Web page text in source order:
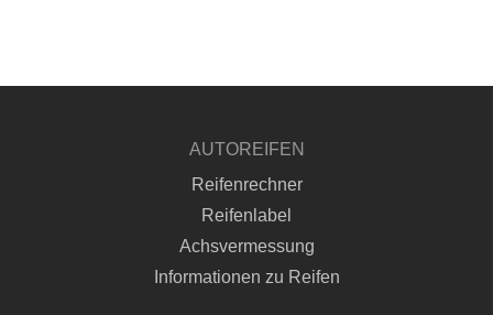
AUTOREIFEN
Reifenrechner
Reifenlabel
Achsvermessung
Informationen zu Reifen